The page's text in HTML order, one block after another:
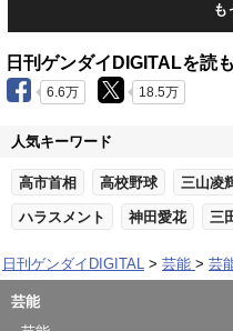
も
日刊ゲンダイDIGITALを読
6.6万 18.5万
人気キーワード
高市首相 高校野球 三山凌
ハラスメント 神田愛花 三
日刊ゲンダイDIGITAL 芸能 芸
芸能